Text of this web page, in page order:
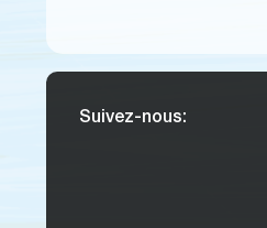
Suivez-nous: